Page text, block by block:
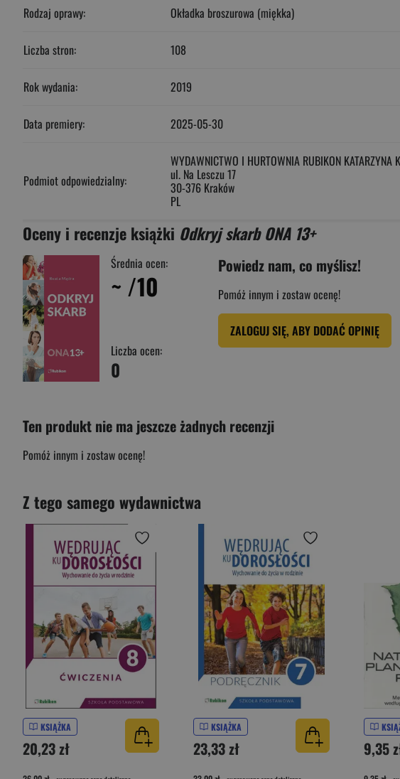
Rodzaj oprawy: Okładka broszurowa (miękka)
Liczba stron: 108
Rok wydania: 2019
Data premiery: 2025-05-30
Podmiot odpowiedzialny:
WYDAWNICTWO I HURTOWNIA RUBIKON KATARZYNA
ul. Na Lesczu 17
30-376 Kraków
PL
Oceny i recenzje książki Odkryj skarb ONA 13+
Średnia ocen:
~ /10
Liczba ocen:
0
Powiedz nam, co myślisz!
Pomóż innym i zostaw ocenę!
ZALOGUJ SIĘ, ABY DODAĆ OPINIĘ
Ten produkt nie ma jeszcze żadnych recenzji
Pomóż innym i zostaw ocenę!
Z tego samego wydawnictwa
KSIĄŻKA
20,23 zł
KSIĄŻKA
23,33 zł 9,35